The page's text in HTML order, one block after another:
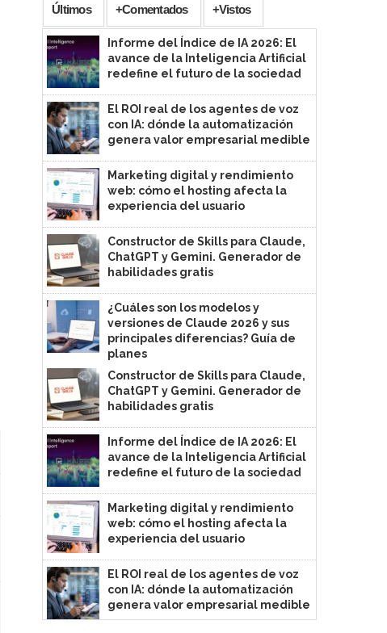
Últimos +Comentados +Vistos
Informe del Índice de IA 2026: El
avance de la Inteligencia Artificial
redefine el futuro de la sociedad
El ROI real de los agentes de voz
con IA: dónde la automatización
genera valor empresarial medible
Marketing digital y rendimiento
web: cómo el hosting afecta la
experiencia del usuario
Constructor de Skills para Claude,
ChatGPT y Gemini. Generador de
habilidades gratis
¿Cuáles son los modelos y
versiones de Claude 2026 y sus
principales diferencias? Guía de
planes
Constructor de Skills para Claude,
ChatGPT y Gemini. Generador de
habilidades gratis
Informe del Índice de IA 2026: El
avance de la Inteligencia Artificial
redefine el futuro de la sociedad
Marketing digital y rendimiento
web: cómo el hosting afecta la
experiencia del usuario
El ROI real de los agentes de voz
con IA: dónde la automatización
genera valor empresarial medible